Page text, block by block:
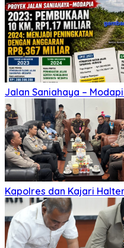
Jalan Saniahaya –
Kapolres dan Kajari